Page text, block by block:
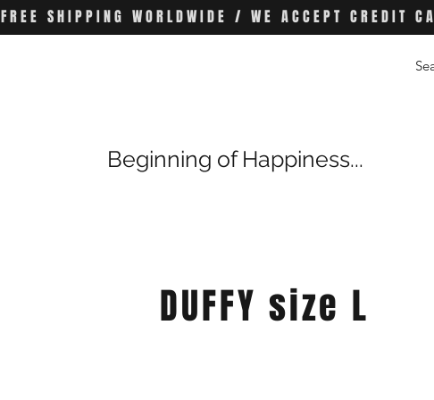
FREE SHIPPING WORLDWIDE / WE ACCEPT CREDIT
Beginning of Happiness...
DUFFY size L